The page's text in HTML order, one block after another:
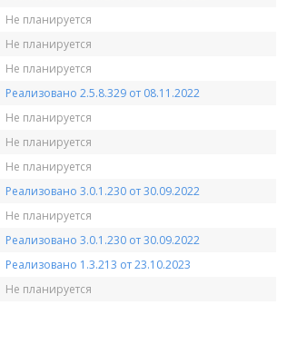
Не планируется
Не планируется
Не планируется
Реализовано 2.5.8.329 от 08.11.2022
Не планируется
Не планируется
Не планируется
Реализовано 3.0.1.230 от 30.09.2022
Не планируется
Реализовано 3.0.1.230 от 30.09.2022
Реализовано 1.3.213 от 23.10.2023
Не планируется